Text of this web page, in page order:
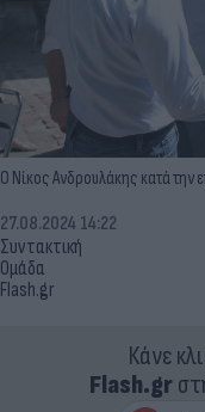
Ο Νίκος Ανδρουλάκης κατά την
Συντακτική
Ομάδα
Flash.gr
27.08.2024 14:22
Κάνε
Flash.gr